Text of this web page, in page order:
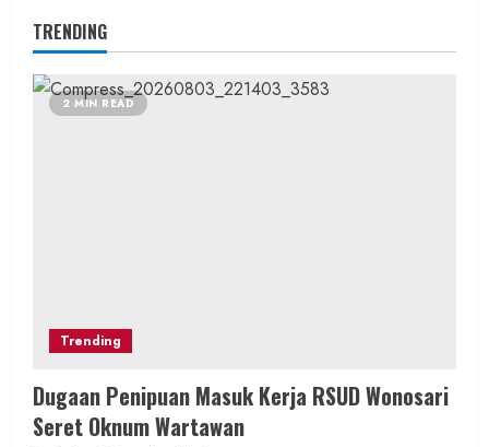
TRENDING
2 MIN READ
Trending
Dugaan Penipuan Masuk Kerja RSUD Wonosari
Seret Oknum Wartawan